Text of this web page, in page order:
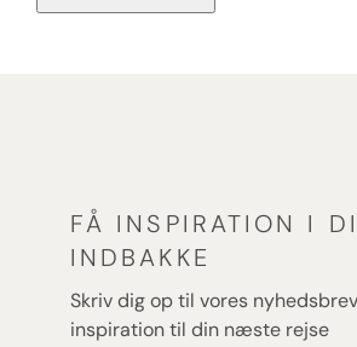
FÅ INSPIRATION I
INDBAKKE
Skriv dig op til vores
inspiration til din næste rejse